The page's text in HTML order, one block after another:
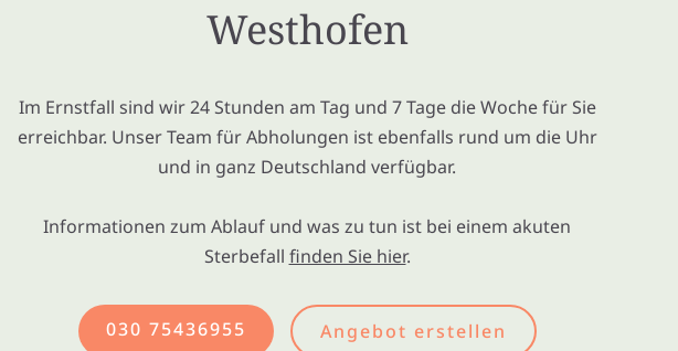
Westhofen
Im Ernstfall sind wir 24 Stunden am Tag und 7 Tage die Woche für Sie
erreichbar. Unser Team für Abholungen ist ebenfalls rund um die Uhr
und in ganz Deutschland verfügbar.
Informationen zum Ablauf und was zu tun ist bei einem akuten
Sterbefall finden Sie hier.
030 75436955 Angebot erstellen